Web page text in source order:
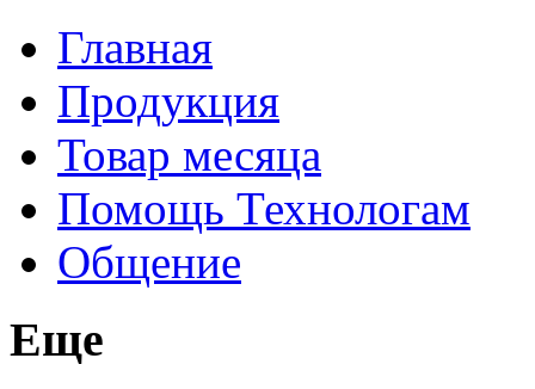
Главная
Продукция
Товар месяца
Помощь Технологам
Общение
Еще